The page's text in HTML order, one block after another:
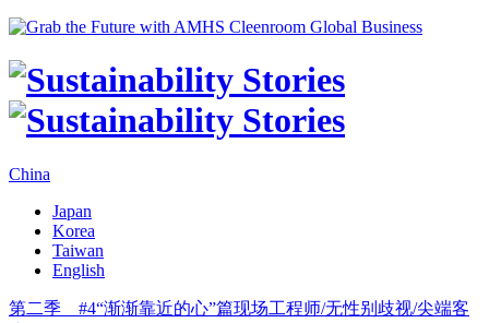
China
Japan
Korea
Taiwan
English
第二季 #4“渐渐靠近的心”篇现场工程师/无性别歧视/尖端客